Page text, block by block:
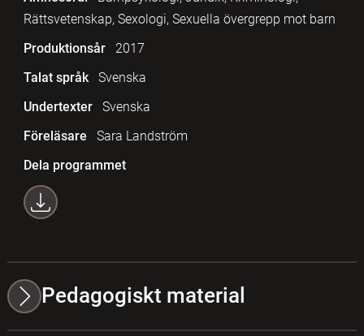
Rättsvetenskap, Sexologi, Sexuella övergrepp mot barn
Produktionsår
2017
Talat språk
Svenska
Undertexter
Svenska
Föreläsare
Sara Landström
Dela programmet
Pedagogiskt material